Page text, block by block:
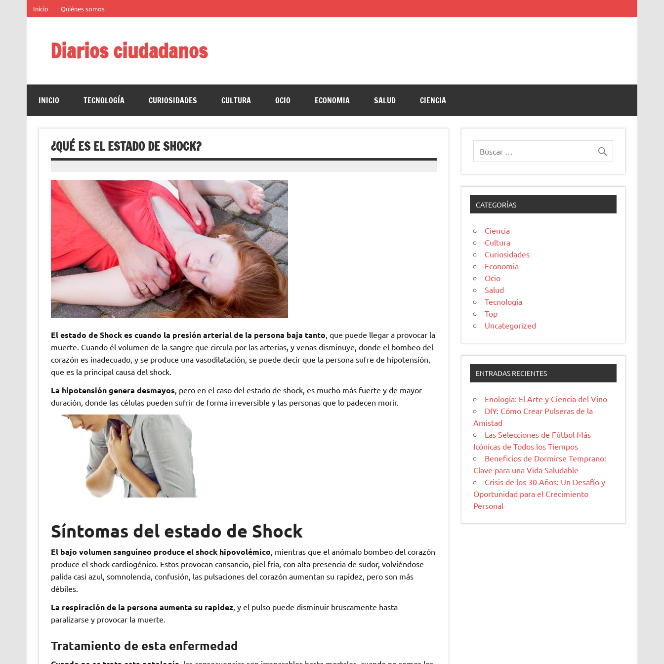
contenido
Inicio Quiénes somos
Diarios ciudadanos
INICIO TECNOLOGÍA CURIOSIDADES CULTURA OCIO ECONOMIA SALUD CIENCIA
¿QUÉ ES EL ESTADO DE SHOCK?
El estado de Shock es cuando la presión arterial de la persona baja tanto , que puede llegar a provocar la
muerte. Cuando él volumen de la sangre que circula por las arterias, y venas disminuye, donde el bombeo del
corazón es inadecuado, y se produce una vasodilatación, se puede decir que la persona sufre de hipotensión,
que es la principal causa del shock.
La hipotensión genera desmayos , pero en el caso del estado de shock, es mucho más fuerte y de mayor
duración, donde las células pueden sufrir de forma irreversible y las personas que lo padecen morir.
Síntomas del estado de Shock
El bajo volumen sanguíneo produce el shock hipovolémico , mientras que el anómalo bombeo del corazón
produce el shock cardiogénico. Estos provocan cansancio, piel fría, con alta presencia de sudor, volviéndose
palida casi azul, somnolencia, confusión, las pulsaciones del corazón aumentan su rapidez, pero son más
débiles.
La respiración de la persona aumenta su rapidez, y el pulso puede disminuir bruscamente hasta
paralizarse y provocar la muerte.
Tratamiento de esta enfermedad
CATEGORÍAS
Ciencia
Cultura
Curiosidades
Economia
Ocio
Salud
Tecnología
Top
Uncategorized
ENTRADAS RECIENTES
Enología: El Arte y Ciencia del Vino
DIY: Cómo Crear Pulseras de la
Amistad
Las Selecciones de Fútbol Más
Icónicas de Todos los Tiempos
Beneficios de Dormirse Temprano:
Clave para una Vida Saludable
Crisis de los 30 Años: Un Desafío y
Oportunidad para el Crecimiento
Personal